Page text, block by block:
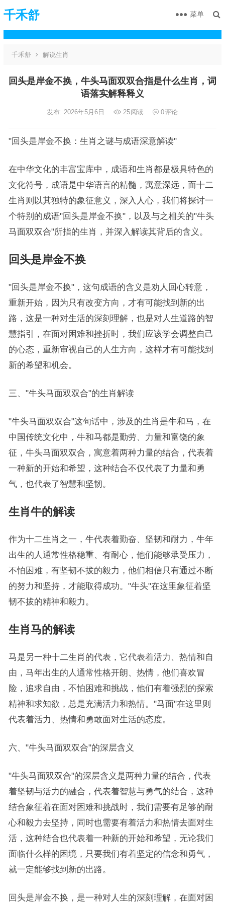
千禾舒 菜单
千禾舒 解说生肖
回头是岸金不换，牛头马面双双合指是什么生肖，词
语落实解释释义
发布: 2026年5月6日 25阅读 0评论
"回头是岸金不换：生肖之谜与成语深意解读"
在中华文化的丰富宝库中，成语和生肖都是极具特色的
文化符号，成语是中华语言的精髓，寓意深远，而十二
生肖则以其独特的象征意义，深入人心，我们将探讨一
个特别的成语"回头是岸金不换"，以及与之相关的"牛头
马面双双合"所指的生肖，并深入解读其背后的含义。
回头是岸金不换
"回头是岸金不换"，这句成语的含义是劝人回心转意，
重新开始，因为只有改变方向，才有可能找到新的出
路，这是一种对生活的深刻理解，也是对人生道路的智
慧指引，在面对困难和挫折时，我们应该学会调整自己
的心态，重新审视自己的人生方向，这样才有可能找到
新的希望和机会。
三、"牛头马面双双合"的生肖解读
"牛头马面双双合"这句话中，涉及的生肖是牛和马，在
中国传统文化中，牛和马都是勤劳、力量和富饶的象
征，牛头马面双双合，寓意着两种力量的结合，代表着
一种新的开始和希望，这种结合不仅代表了力量和勇
气，也代表了智慧和坚韧。
生肖牛的解读
作为十二生肖之一，牛代表着勤奋、坚韧和耐力，牛年
出生的人通常性格稳重、有耐心，他们能够承受压力，
不怕困难，有坚韧不拔的毅力，他们相信只有通过不断
的努力和坚持，才能取得成功。"牛头"在这里象征着坚
韧不拔的精神和毅力。
生肖马的解读
马是另一种十二生肖的代表，它代表着活力、热情和自
由，马年出生的人通常性格开朗、热情，他们喜欢冒
险，追求自由，不怕困难和挑战，他们有着强烈的探索
精神和求知欲，总是充满活力和热情。"马面"在这里则
代表着活力、热情和勇敢面对生活的态度。
六、"牛头马面双双合"的深层含义
"牛头马面双双合"的深层含义是两种力量的结合，代表
着坚韧与活力的融合，代表着智慧与勇气的结合，这种
结合象征着在面对困难和挑战时，我们需要有足够的耐
心和毅力去坚持，同时也需要有着活力和热情去面对生
活，这种结合也代表着一种新的开始和希望，无论我们
面临什么样的困境，只要我们有着坚定的信念和勇气，
就一定能够找到新的出路。
回头是岸金不换，是一种对人生的深刻理解，在面对困